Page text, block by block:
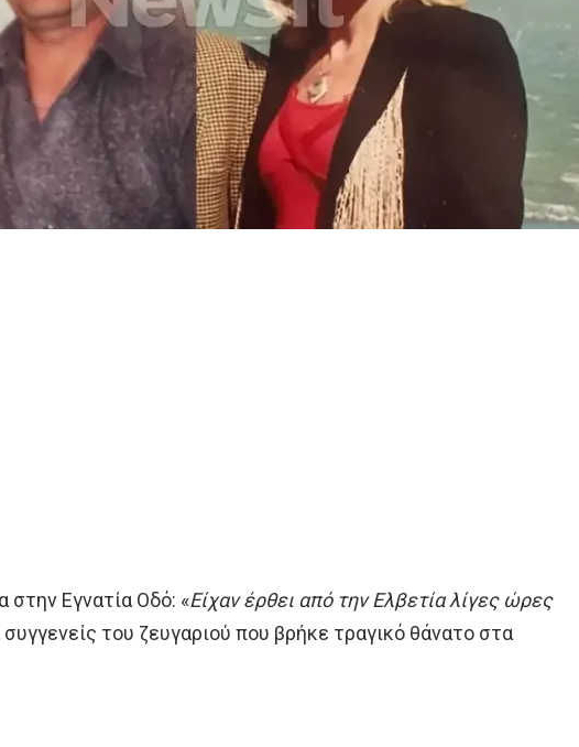
στην Εγνατία Οδό: «Είχαν έρθει από την Ελβετία λίγες ώρες
συγγενείς του ζευγαριού που βρήκε τραγικό θάνατο στα